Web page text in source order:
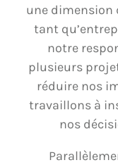
une dimension
tant
notre
plusieurs
réduire nos
travaillons à
nos